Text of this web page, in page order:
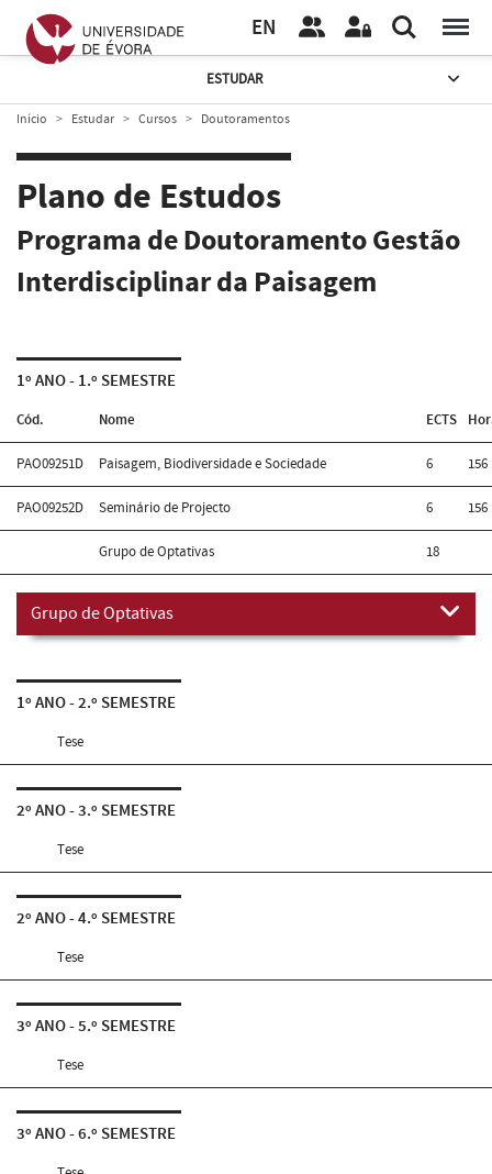
EN
ESTUDAR
Início Estudar Cursos Doutoramentos
Plano de Estudos
Programa de Doutoramento Gestão
Interdisciplinar da Paisagem
1º ANO - 1.º SEMESTRE
Cód. Nome ECTS
PAO09251D Paisagem, Biodiversidade e Sociedade 6 156
PAO09252D Seminário de Projecto 6 156
Grupo de Optativas 18
Grupo de Optativas
1º ANO - 2.º SEMESTRE
Tese
2º ANO - 3.º SEMESTRE
Tese
2º ANO - 4.º SEMESTRE
Tese
3º ANO - 5.º SEMESTRE
Tese
3º ANO - 6.º SEMESTRE